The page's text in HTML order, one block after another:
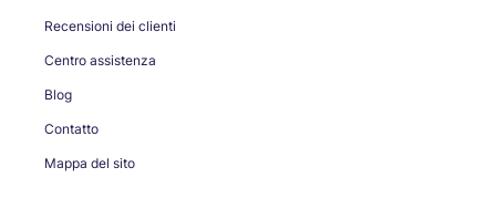
Recensioni dei clienti
Centro assistenza
Blog
Contatto
Mappa del sito